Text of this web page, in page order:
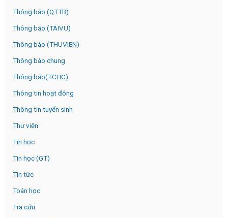
Thông báo (QTTB)
Thông báo (TAIVU)
Thông báo (THUVIEN)
Thông báo chung
Thông báo(TCHC)
Thông tin hoạt đông
Thông tin tuyển sinh
Thư viện
Tin học
Tin học (GT)
Tin tức
Toán học
Tra cứu